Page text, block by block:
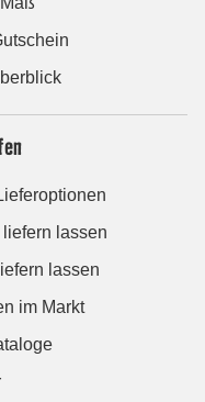
lassen
lassen
im Markt